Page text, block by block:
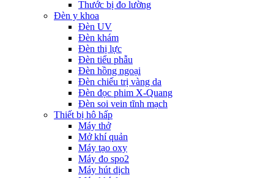
Thước bị đo lường
Đèn y khoa
Đèn UV
Đèn khám
Đèn thị lực
Đèn tiểu phẫu
Đèn hồng ngoại
Đèn chiếu trị vàng da
Đèn đọc phim X-Quang
Đèn soi vein tĩnh mạch
Thiết bị hô hấp
Máy thở
Mở khí quản
Máy tạo oxy
Máy đo spo2
Máy hút dịch